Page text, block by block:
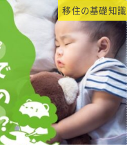
移住の基礎知識